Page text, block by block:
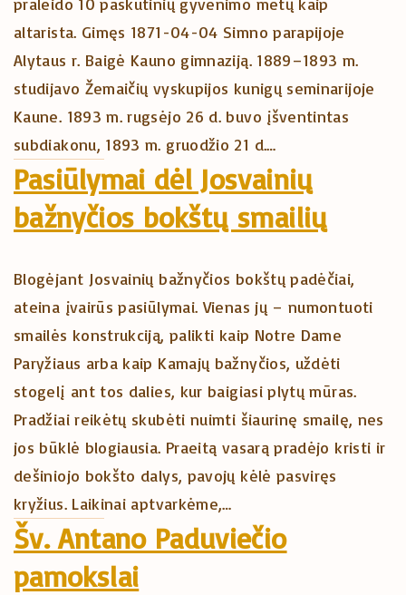
altarista. Gimęs 1871-04-04 Simno parapijoje
Alytaus r. Baigė Kauno gimnaziją. 1889–1893 m.
studijavo Žemaičių vyskupijos kunigų seminarijoje
Kaune. 1893 m. rugsėjo 26 d. buvo įšventintas
subdiakonu, 1893 m. gruodžio 21 d.…
Pasiūlymai dėl Josvainių
bažnyčios bokštų smailių
Blogėjant Josvainių bažnyčios bokštų padėčiai,
ateina įvairūs pasiūlymai. Vienas jų – numontuoti
smailės konstrukciją, palikti kaip Notre Dame
Paryžiaus arba kaip Kamajų bažnyčios, uždėti
stogelį ant tos dalies, kur baigiasi plytų mūras.
Pradžiai reikėtų skubėti nuimti šiaurinę smailę, nes
jos būklė blogiausia. Praeitą vasarą pradėjo kristi ir
dešiniojo bokšto dalys, pavojų kėlė pasviręs
kryžius. Laikinai aptvarkėme,…
Šv. Antano Paduviečio
pamokslai